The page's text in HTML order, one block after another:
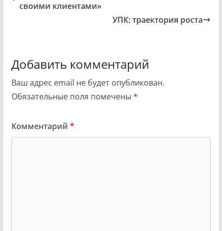
своими клиентами»
УПК: траектория роста
Добавить комментарий
Ваш адрес email не будет опубликован.
Обязательные поля помечены *
Комментарий *